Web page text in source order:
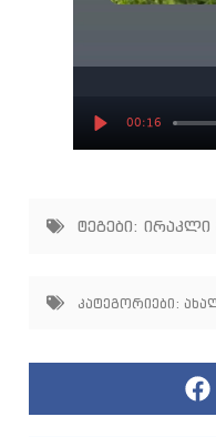
Play
00:16
ტეგები: ირაკლი
კატეგორიები: